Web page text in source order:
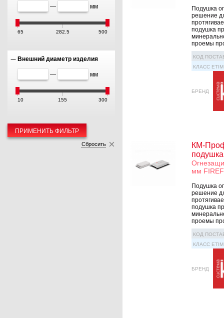
— мм
65 282.5 500
Внешний диаметр изделия
— мм
10 155 300
ПРИМЕНИТЬ ФИЛЬТР
Сбросить
Подушка
решение
подушка
проемы
КОД
КЛАСС ETIM
БРЕНД
КМ-
мм
Подушка
решение
подушка
проемы
КОД
КЛАСС ETIM
БРЕНД